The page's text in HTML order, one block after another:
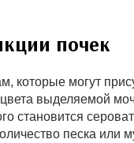
почек
которые могут
выделяемой
становится
песка или